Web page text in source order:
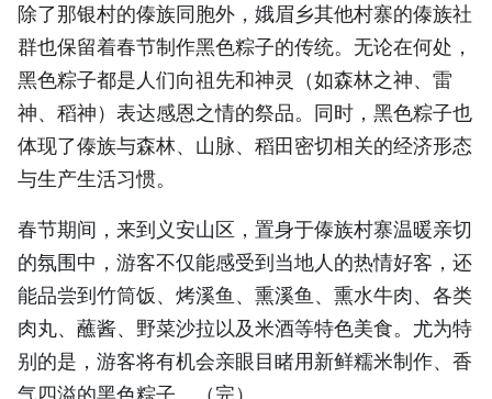
除了那银村的傣族同胞外，娥眉乡其他村寨的傣族社
群也保留着春节制作黑色粽子的传统。无论在何处，
黑色粽子都是人们向祖先和神灵（如森林之神、雷
神、稻神）表达感恩之情的祭品。同时，黑色粽子也
体现了傣族与森林、山脉、稻田密切相关的经济形态
与生产生活习惯。
春节期间，来到义安山区，置身于傣族村寨温暖亲切
的氛围中，游客不仅能感受到当地人的热情好客，还
能品尝到竹筒饭、烤溪鱼、熏溪鱼、熏水牛肉、各类
肉丸、蘸酱、野菜沙拉以及米酒等特色美食。尤为特
别的是，游客将有机会亲眼目睹用新鲜糯米制作、香